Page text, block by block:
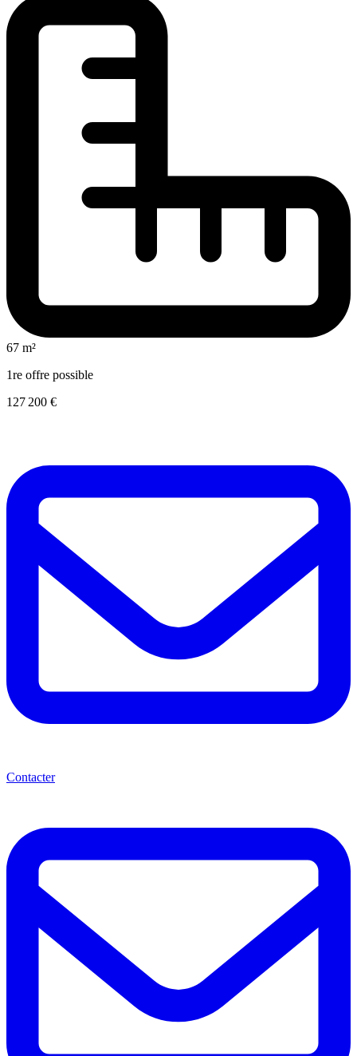
67 m²
1re offre possible
127 200 €
Contacter